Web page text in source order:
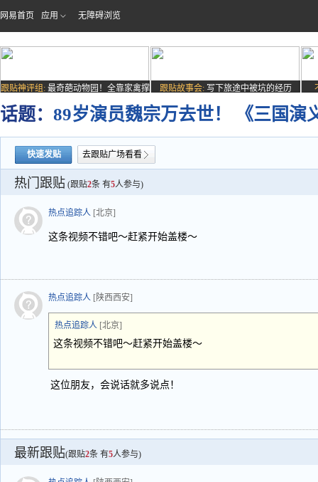
网易首页 应用 无障碍浏览
跟贴神评组: 最奇葩动物园！全靠家禽撑
场子
跟贴故事会: 写下旅途中被坑的经历
话题： 89岁演员魏宗万去世！ 《三国演
快速发贴 去跟贴广场看看
热门跟贴 (跟贴2条 有5人参与)
热点追踪人 [北京]
这条视频不错吧～赶紧开始盖楼～
热点追踪人 [陕西西安]
热点追踪人 [北京]
这条视频不错吧～赶紧开始盖楼～
这位朋友，会说话就多说点！
最新跟贴(跟贴2条 有5人参与)